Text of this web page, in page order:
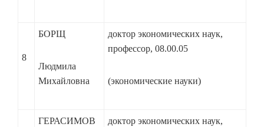
8
БОРЩ
Людмила
Михайловна
доктор экономических наук,
профессор, 08.00.05
(экономические науки)
ГЕРАСИМОВ
доктор экономических наук,